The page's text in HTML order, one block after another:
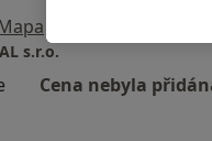
s.r.o.
Cena nebyla